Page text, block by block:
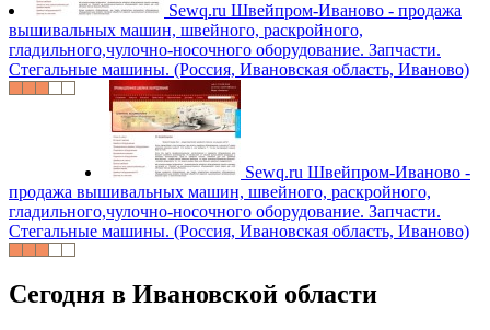
Sewq.ru Швейпром-Иваново - продажа
вышивальных машин, швейного, раскройного,
гладильного,чулочно-носочного оборудование. Запчасти.
Стегальные машины. (Россия, Ивановская область, Иваново)
Sewq.ru Швейпром-Иваново -
продажа вышивальных машин, швейного, раскройного,
гладильного,чулочно-носочного оборудование. Запчасти.
Стегальные машины. (Россия, Ивановская область, Иваново)
Сегодня в Ивановской области